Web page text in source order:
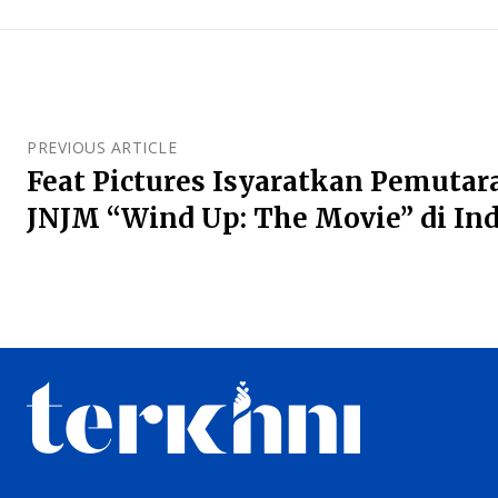
PREVIOUS ARTICLE
Feat Pictures Isyaratkan
JNJM “Wind Up: The Movie” di